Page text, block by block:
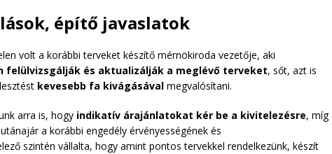
építő javaslatok
volt a korábbi terveket készítő mérnökiroda vezetője, aki
felülvizsgálják és aktualizálják a meglévő terveket, sőt, azt is
kevesebb fa kivágásával megvalósítani.
arra is, hogy indikatív árajánlatokat kér be a kivitelezésre, míg
a korábbi engedély érvényességének és
szintén vállalta, hogy amint pontos tervekkel rendelkezünk, készít